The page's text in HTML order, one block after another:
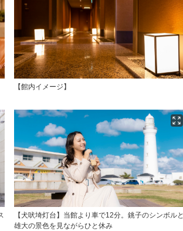
【館内イメージ】
【犬吠埼灯台】当館より車で12分。銚子のシンボルと
雄大の景色を見ながらひと休み